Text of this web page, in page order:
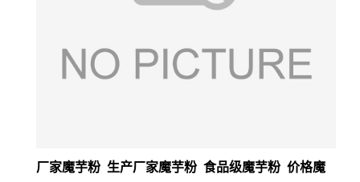
厂家魔芋粉 生产厂家魔芋粉 食品级魔芋粉 价格魔